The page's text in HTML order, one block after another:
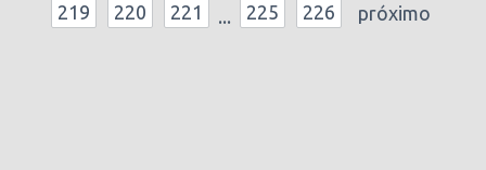
219
220 221 ... 225 226 próximo